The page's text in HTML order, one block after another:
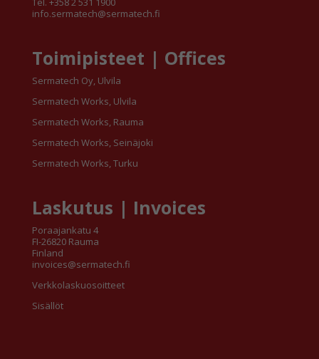
info.sermatech@sermatech.fi
Toimipisteet | Offices
Sermatech Oy, Ulvila
Sermatech Works, Ulvila
Sermatech Works, Rauma
Sermatech Works, Seinäjoki
Sermatech Works, Turku
Laskutus | Invoices
Poraajankatu 4
FI-26820 Rauma
Finland
invoices@sermatech.fi
Verkkolaskuosoitteet
Sisällöt